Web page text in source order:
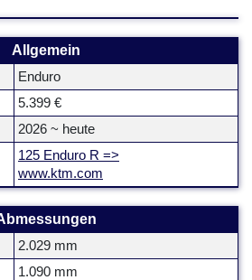
Allgemein
Enduro
5.399 €
2026 ~ heute
125 Enduro R =>
www.ktm.com
2.029 mm
1.090 mm